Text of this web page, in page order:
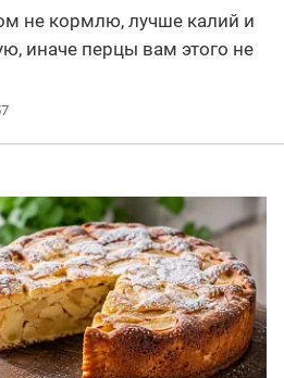
не кормлю, лучше калий и
иначе перцы вам этого не